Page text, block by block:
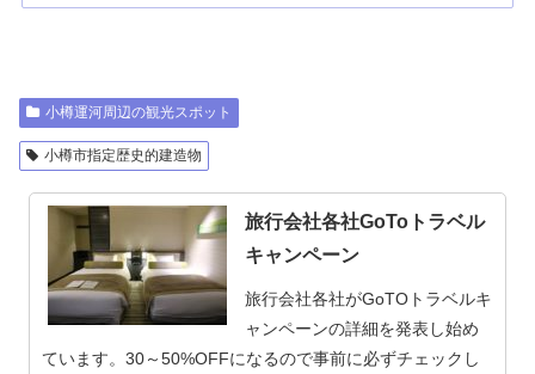
小樽運河周辺の観光スポット
小樽市指定歴史的建造物
旅行会社各社GoToトラベル
キャンペーン
旅行会社各社がGoTOトラベルキ
ャンペーンの詳細を発表し始め
ています。30～50%OFFになるので事前に必ずチェックし